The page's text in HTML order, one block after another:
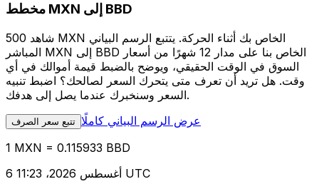
مخطط MXN إلى BBD
شاهد 500 MXN الخاص بك أثناء الحركة. يتتبع الرسم البياني
المباشر MXN إلى BBD الخاص بنا على مدار 12 شهرًا من أسعار
السوق في الوقت الحقيقي، ويوضح بالضبط قيمة أموالك في أي
وقت. هل تريد أن تعرف متى يتحرك السعر لصالحك؟ اضبط تنبيه
السعر وسنخبرك عندما يصل إلى هدفك.
تتبع سعر الصرف عرض الرسم البياني كاملًا
1 MXN = 0.115933 BBD
6 أغسطس 2026، 11:23 UTC